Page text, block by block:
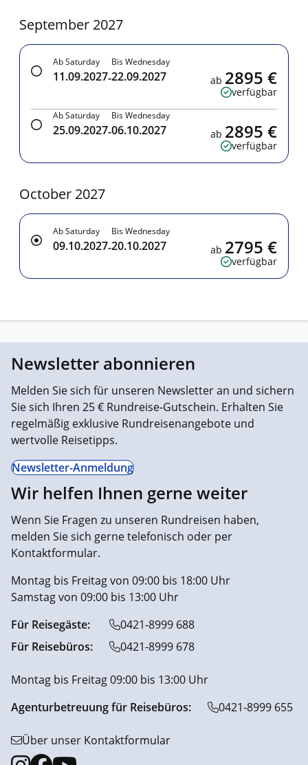
September 2027
Ab Saturday
11.09.2027-
Bis Wednesday
22.09.2027
verfügbar
ab 2895 €
Ab Saturday
25.09.2027-
Bis Wednesday
06.10.2027
verfügbar
ab 2895 €
October 2027
Ab Saturday
09.10.2027-
Bis Wednesday
20.10.2027
verfügbar
ab 2795 €
Newsletter abonnieren
Melden Sie sich für unseren Newsletter an und sichern
Sie sich Ihren 25 € Rundreise-Gutschein. Erhalten Sie
regelmäßig exklusive Rundreisenangebote und
wertvolle Reisetipps.
Newsletter-Anmeldung
Wir helfen Ihnen gerne weiter
Wenn Sie Fragen zu unseren Rundreisen haben,
melden Sie sich gerne telefonisch oder per
Kontaktformular.
Montag bis Freitag von 09:00 bis 18:00 Uhr
Samstag von 09:00 bis 13:00 Uhr
Für Reisegäste:
0421-8999 688
Für Reisebüros:
0421-8999 678
Montag bis Freitag 09:00 bis 13:00 Uhr
Agenturbetreuung für Reisebüros:
0421-8999 655
Über unser Kontaktformular